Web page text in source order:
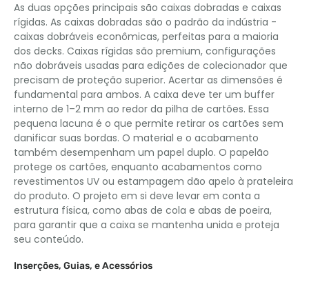
As duas opções principais são caixas dobradas e caixas
rígidas. As caixas dobradas são o padrão da indústria -
caixas dobráveis ​​econômicas, perfeitas para a maioria
dos decks. Caixas rígidas são premium, configurações
não dobráveis ​​usadas para edições de colecionador que
precisam de proteção superior. Acertar as dimensões é
fundamental para ambos. A caixa deve ter um buffer
interno de 1–2 mm ao redor da pilha de cartões. Essa
pequena lacuna é o que permite retirar os cartões sem
danificar suas bordas. O material e o acabamento
também desempenham um papel duplo. O papelão
protege os cartões, enquanto acabamentos como
revestimentos UV ou estampagem dão apelo à prateleira
do produto. O projeto em si deve levar em conta a
estrutura física, como abas de cola e abas de poeira,
para garantir que a caixa se mantenha unida e proteja
seu conteúdo.
Inserções, Guias, e Acessórios